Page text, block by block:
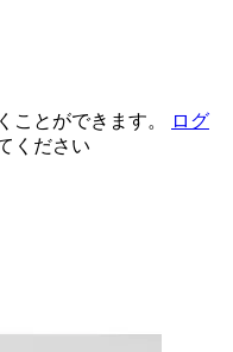
ことができます。
ログ
ください